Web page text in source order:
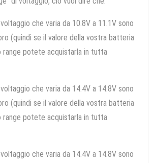
che varia da 10.8V a 11.1V sono
(quindi se il valore della vostra batteria
range potete acquistarla in tutta
che varia da 14.4V a 14.8V sono
(quindi se il valore della vostra batteria
range potete acquistarla in tutta
che varia da 14.4V a 14.8V sono